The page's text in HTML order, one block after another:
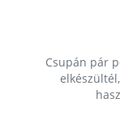
Csupán pár